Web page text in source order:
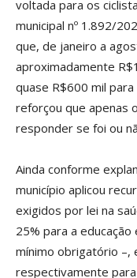
voltada para os
municipal nº 1.892/
que, de janeiro a
aproximadamente
quase R$600 mil
reforçou que apenas
responder se foi ou
Ainda conforme
município aplicou
exigidos por lei na
25% para a
mínimo obrigatório –,
respectivamente